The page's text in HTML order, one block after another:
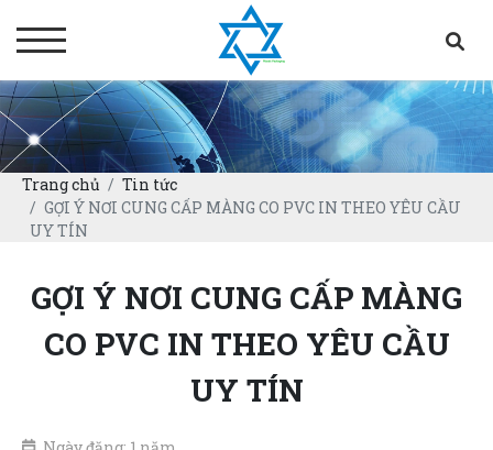
Trang chủ
Tin tức
GỢI Ý NƠI CUNG CẤP MÀNG CO PVC IN THEO YÊU CẦU
UY TÍN
GỢI Ý NƠI CUNG CẤP MÀNG
CO PVC IN THEO YÊU CẦU
UY TÍN